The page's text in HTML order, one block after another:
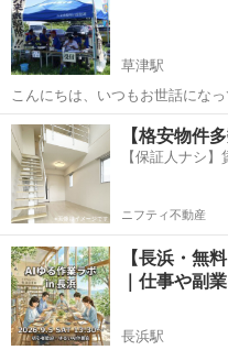
草津駅
こんにちは、いつもお世話にな
本年度後半駆除大会開始のお知
https://biwako.eco.coocan.jp/
滋賀 草津市 草津駅
【格安物件
【保証人ナシ】
ニフティ不動産
【長浜・無
｜仕事や副
長浜駅